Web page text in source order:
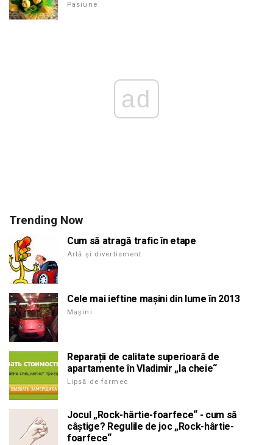
Pasiune
ad
Trending Now
Cum să atragă trafic în etape
Artă și divertisment
Cele mai ieftine mașini din lume în 2013
Mașini
Reparații de calitate superioară de
apartamente în Vladimir „la cheie“
Lipsă de farmec
Jocul „Rock-hârtie-foarfece“ - cum să
câștige? Regulile de joc „Rock-hârtie-
foarfece“